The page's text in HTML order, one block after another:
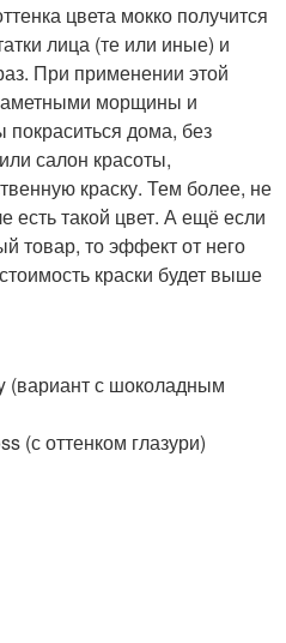
цвета мокко получится
лица (те или иные) и
При применении этой
морщины и
дома, без
салон красоты,
краску. Тем более, не
есть такой цвет. А ещё если
товар, то эффект от него
краски будет выше
с шоколадным
(с оттенком глазури)